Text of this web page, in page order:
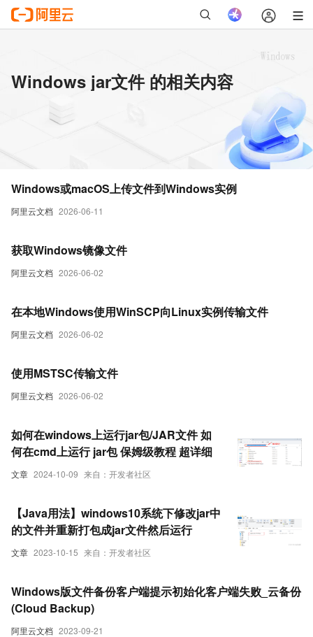
Windows jar文件 的相关内容
阿里云文档 2026-06-11
Windows或macOS上传文件到Windows实例
阿里云文档 2026-06-02
获取Windows镜像文件
阿里云文档 2026-06-02
在本地Windows使用WinSCP向Linux实例传输文件
阿里云文档 2026-06-02
使用MSTSC传输文件
文章 2024-10-09 来自：开发者社区
如何在windows上运行jar包/JAR文件 如
何在cmd上运行 jar包 保姆级教程 超详细
文章 2023-10-15 来自：开发者社区
【Java用法】windows10系统下修改jar中
的文件并重新打包成jar文件然后运行
阿里云文档 2023-09-21
Windows版文件备份客户端提示初始化客户端失败_云备份
(Cloud Backup)